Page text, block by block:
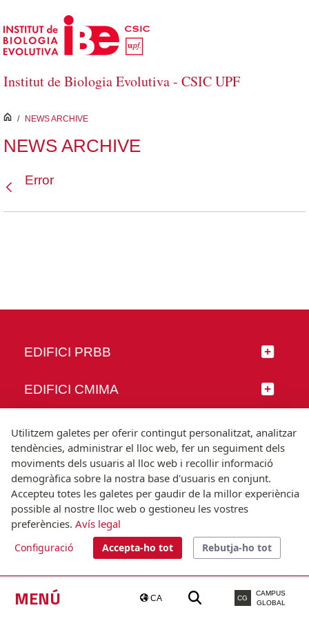
Salta al contingut principal
Institut de Biologia Evolutiva - CSIC UPF
MENÚ CA CG
CAMPUS
GLOBAL
inici
/ NEWS ARCHIVE
NEWS ARCHIVE
Error
EDIFICI PRBB
EDIFICI CMIMA
SEGUEIX-NOS
© Universitat Pompeu Fabra
Barcelona
T.(+34) 93 542 20 00
Utilitzem galetes per oferir contingut personalitzat, analitzar
tendències, administrar el lloc web, fer un seguiment dels
moviments dels usuaris al lloc web i recollir informació
demogràfica sobre la nostra base d'usuaris en conjunt.
Accepteu totes les galetes per gaudir de la millor experiència
possible al nostre lloc web o gestioneu les vostres
preferències. Avís legal
Configuració Accepta-ho tot Rebutja-ho tot